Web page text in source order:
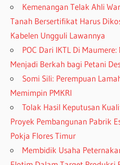
Kemenangan Telak Ahli
Tanah Bersertifikat Harus
Kabelen Ungguli Lawannya
POC Dari IKTL Di
Menjadi Berkah bagi Petani
Somi Sili: Perempuan
Memimpin PMKRI
Tolak Hasil Keputusan
Proyek Pembangunan Pabrik
Pokja Flores Timur
Membidik Usaha